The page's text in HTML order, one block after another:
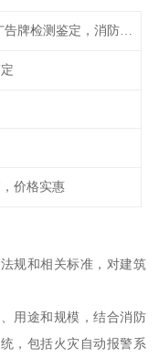
房屋检测鉴定,广告牌检测鉴定，消防检测
价格实惠
规和相关标准，对建筑
用途和规模，结合消防
，包括火灾自动报警系